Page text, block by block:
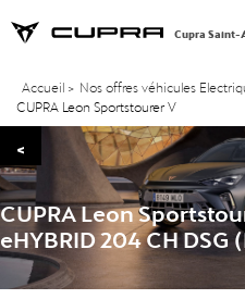
Cupra Saint-
Accueil > Nos offres véhicules
CUPRA Leon Sportstourer V
<
CUPRA Leon
eHYBRID 204 CH DSG